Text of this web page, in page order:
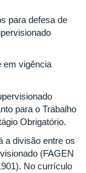
para defesa de
em vigência
para o Trabalho
Obrigatório.
a divisão entre os
(FAGEN
No currículo